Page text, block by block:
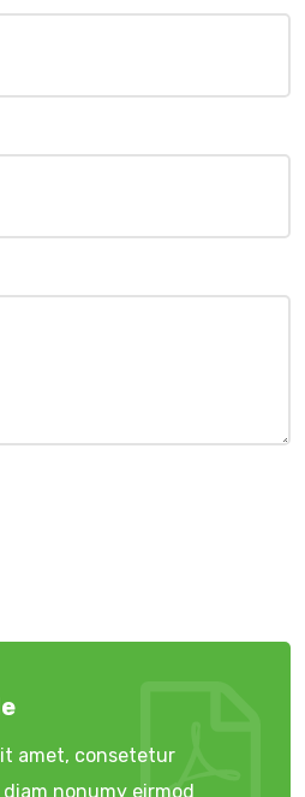
amet, consetetur
nonumy eirmod